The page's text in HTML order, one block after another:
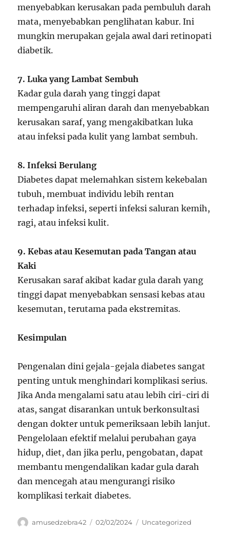
menyebabkan kerusakan pada pembuluh darah
mata, menyebabkan penglihatan kabur. Ini
mungkin merupakan gejala awal dari retinopati
diabetik.
7. Luka yang Lambat Sembuh
Kadar gula darah yang tinggi dapat
mempengaruhi aliran darah dan menyebabkan
kerusakan saraf, yang mengakibatkan luka
atau infeksi pada kulit yang lambat sembuh.
8. Infeksi Berulang
Diabetes dapat melemahkan sistem kekebalan
tubuh, membuat individu lebih rentan
terhadap infeksi, seperti infeksi saluran kemih,
ragi, atau infeksi kulit.
9. Kebas atau Kesemutan pada Tangan atau
Kaki
Kerusakan saraf akibat kadar gula darah yang
tinggi dapat menyebabkan sensasi kebas atau
kesemutan, terutama pada ekstremitas.
Kesimpulan
Pengenalan dini gejala-gejala diabetes sangat
penting untuk menghindari komplikasi serius.
Jika Anda mengalami satu atau lebih ciri-ciri di
atas, sangat disarankan untuk berkonsultasi
dengan dokter untuk pemeriksaan lebih lanjut.
Pengelolaan efektif melalui perubahan gaya
hidup, diet, dan jika perlu, pengobatan, dapat
membantu mengendalikan kadar gula darah
dan mencegah atau mengurangi risiko
komplikasi terkait diabetes.
Author
amusedzebra42
Posted
02/02/2024 Categories
Uncategorized